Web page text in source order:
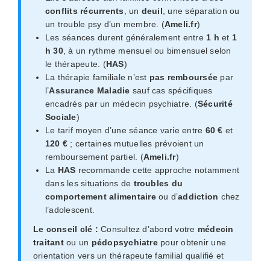
conflits récurrents , un deuil , une séparation ou
un trouble psy d’un membre. (Ameli.fr)
Les séances durent généralement entre 1 h et 1
h 30, à un rythme mensuel ou bimensuel selon
le thérapeute. (HAS)
La thérapie familiale n’est pas remboursée par
l’Assurance Maladie sauf cas spécifiques
encadrés par un médecin psychiatre. (Sécurité
Sociale)
Le tarif moyen d’une séance varie entre 60 € et
120 € ; certaines mutuelles prévoient un
remboursement partiel. (Ameli.fr)
La HAS recommande cette approche notamment
dans les situations de troubles du
comportement alimentaireou d’addiction chez
l’adolescent.
Le conseil clé : Consultez d’abord votre médecin
traitantou un pédopsychiatrepour obtenir une
orientation vers un thérapeute familial qualifié et